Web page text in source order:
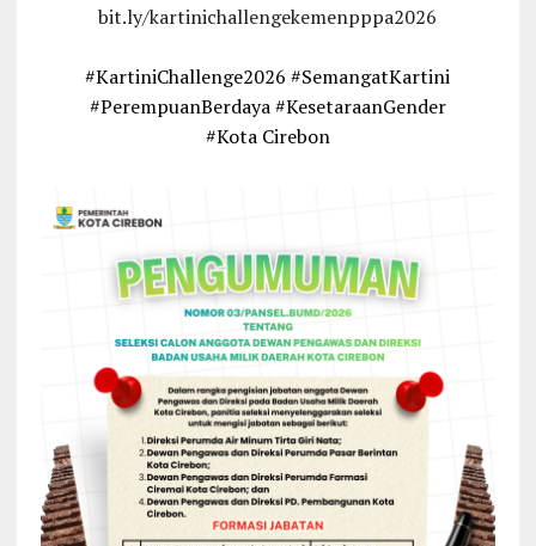
bit.ly/kartinichallengekemenpppa2026
#KartiniChallenge2026 #SemangatKartini
#PerempuanBerdaya #KesetaraanGender
#Kota Cirebon